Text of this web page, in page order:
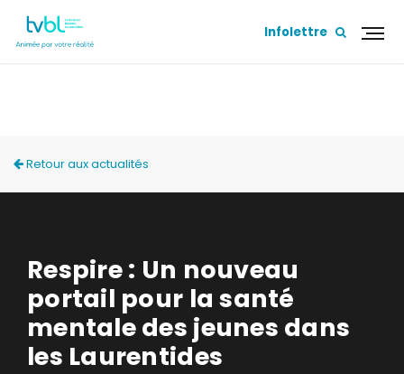
Infolettre
Retour aux actualités
Respire : Un nouveau
portail pour la santé
mentale des jeunes dans
les Laurentides